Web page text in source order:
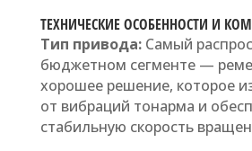
ТЕХНИЧЕСКИЕ ОСОБЕННОСТИ И
Тип привода:Самый
бюджетном сегменте —
хорошее решение, которое
от вибраций тонарма и
стабильную скорость